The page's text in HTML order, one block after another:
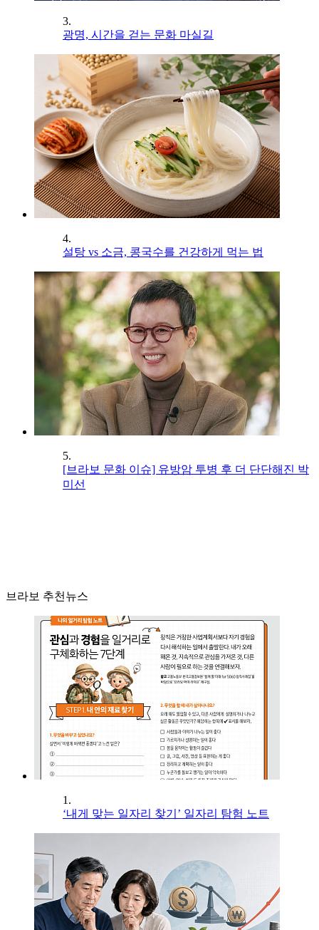
3.
광명, 시간을 걷는 문화 마실길
4.
설탕 vs 소금, 콩국수를 건강하게 먹는 법
5.
[브라보 문화 이슈] 유방암 투병 후 더 단단해진 박
미선
브라보 추천뉴스
1.
‘내게 맞는 일자리 찾기’ 일자리 탐험 노트